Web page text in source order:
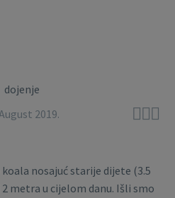

2019.
nosajuć starije dijete (3.5
metra u cijelom danu. Išli smo